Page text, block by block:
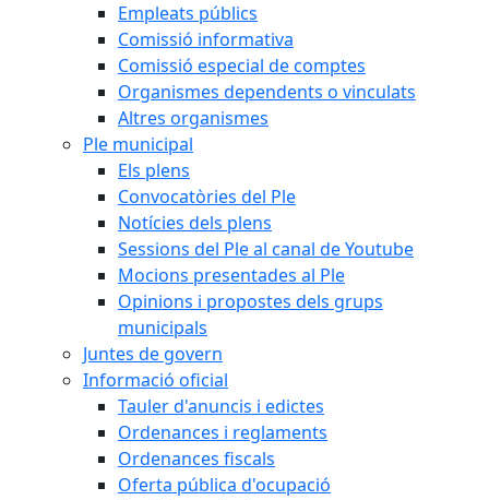
Empleats públics
Comissió informativa
Comissió especial de comptes
Organismes dependents o vinculats
Altres organismes
Ple municipal
Els plens
Convocatòries del Ple
Notícies dels plens
Sessions del Ple al canal de Youtube
Mocions presentades al Ple
Opinions i propostes dels grups
municipals
Juntes de govern
Informació oficial
Tauler d'anuncis i edictes
Ordenances i reglaments
Ordenances fiscals
Oferta pública d'ocupació